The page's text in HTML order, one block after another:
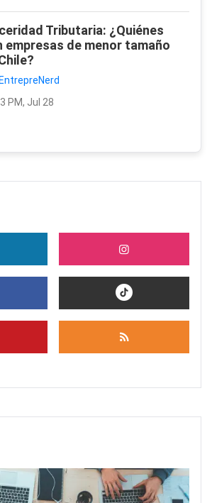
Tributaria: ¿Quiénes
empresas de menor tamaño
EntrepreNerd
PM, Jul 28